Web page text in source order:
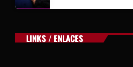
LINKS / ENLACES